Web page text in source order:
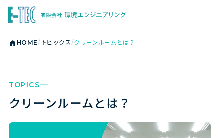
HOME トピックス クリーンルームとは？
TOPICS
クリーンルームとは？